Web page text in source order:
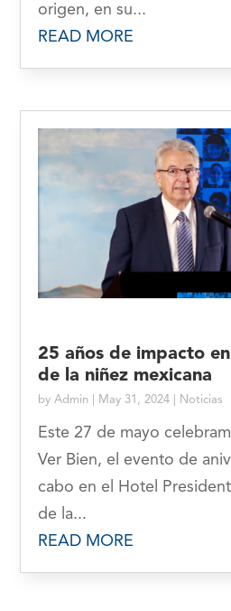
origen, en su...
READ MORE
25 años de impacto
de la niñez mexicana
byAdmin May 31, 2024 Noticias
Este 27 de mayo
Ver Bien, el evento de
cabo en el Hotel
de la...
READ MORE